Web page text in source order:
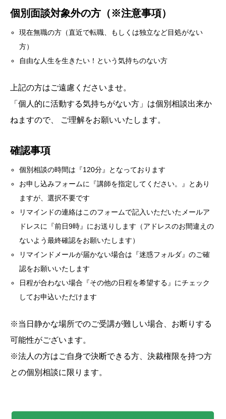
個別面談対象外の方（※注意事項）
現在無職の方（直近で転職、もしくは独立など目処がない
方）
自由な人生を生きたい！という気持ちのない方
上記の方はご遠慮くださいませ。
「個人的に活動する気持ちがない方」は個別相談出来か
ねますので、 ご理解をお願いいたします。
確認事項
個別相談の時間は『120分』となっております
お申し込みフォームに『講師を指定してください。』とあり
ますが、選択不要です
リマインドの連絡はこのフォームで記入いただいたメールア
ドレスに『前日9時』にお送りします（アドレスのお間違えの
ないよう最終確認をお願いたします）
リマインドメールが届かない場合は『迷惑フォルダ』のご確
認をお願いいたします
日程が合わない場合『その他の日程を希望する』にチェック
してお申込いただけます
※当日静かな場所でのご受講が難しい場合、お断りする
可能性がございます。
※法人の方はご自身で決断できる方、決裁権限を持つ方
との個別相談に限ります。